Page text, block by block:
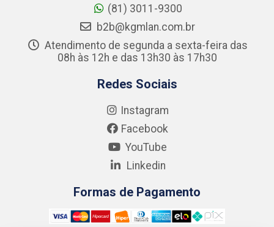
(81) 3011-9300
b2b@kgmlan.com.br
Atendimento de segunda a sexta-feira das
08h às 12h e das 13h30 às 17h30
Redes Sociais
Instagram
Facebook
YouTube
Linkedin
Formas de Pagamento